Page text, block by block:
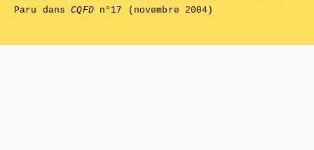
Paru dansCQFDn°17 (novembre 2004)